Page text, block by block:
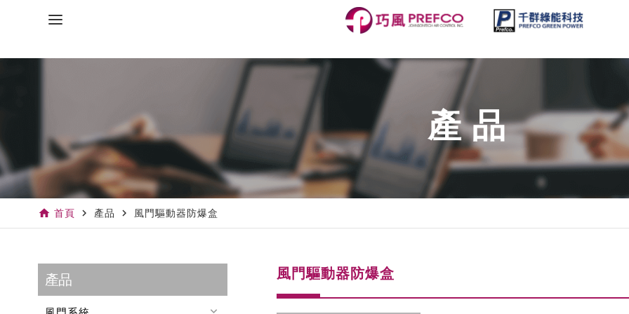
產品
home 首頁 navigate_next 產品 navigate_next 風門驅動器防爆盒
產品 風門驅動器防爆盒